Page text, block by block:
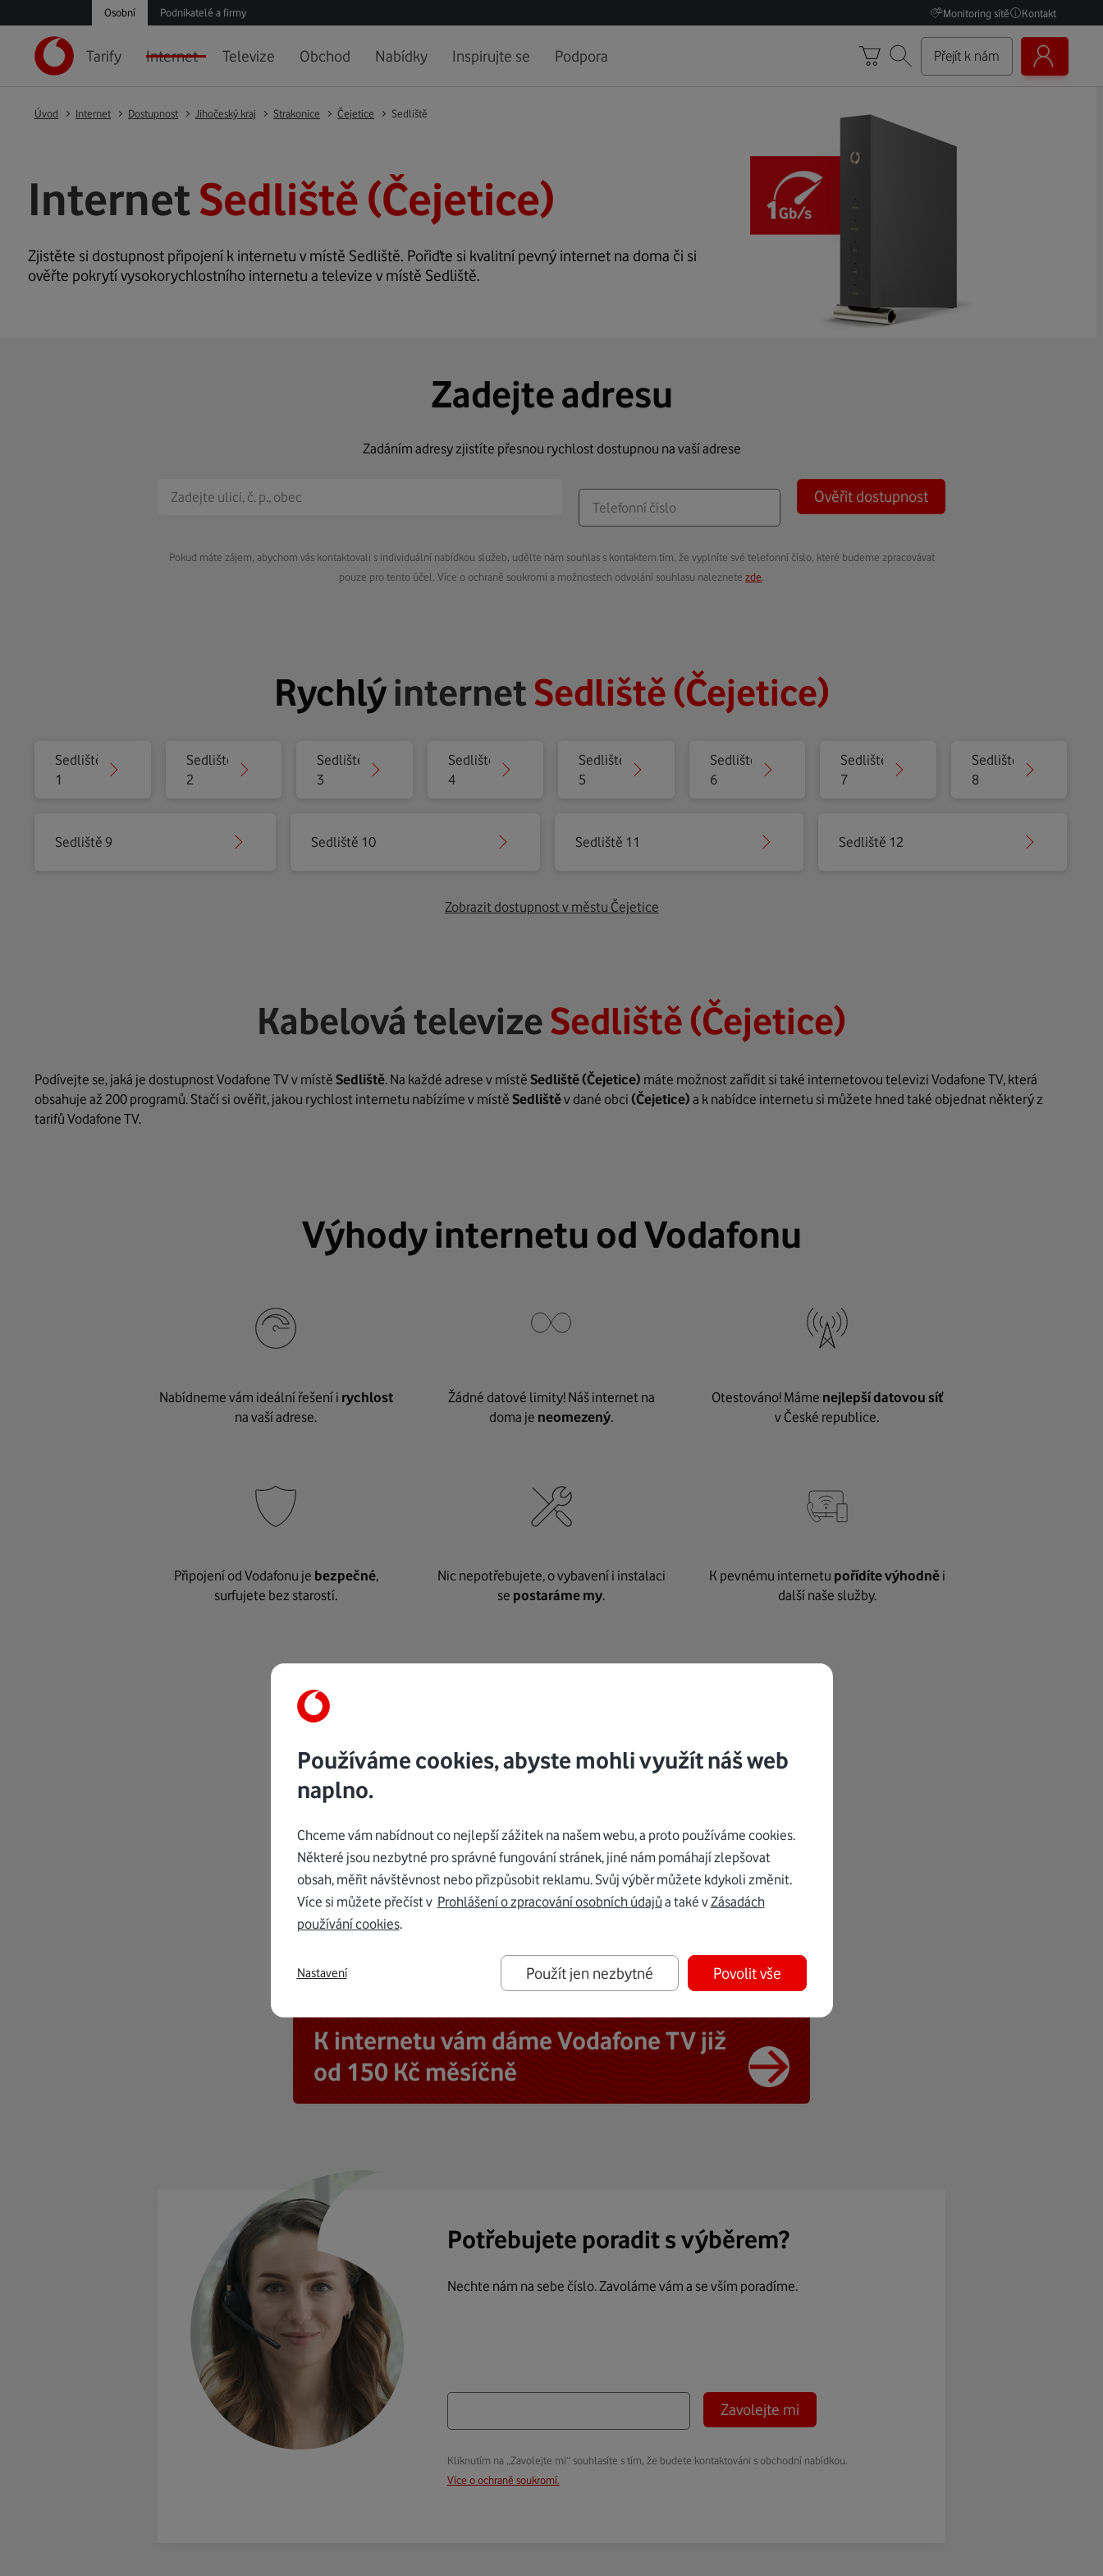
Osobní Podnikatelé a firmy Monitoring sítě Kontakt
Tarify Internet Televize Obchod Nabídky Inspirujte se Podpora Přejít k nám
Úvod Internet Dostupnost Jihočeský kraj Strakonice Čejetice Sedliště
InternetSedliště (Čejetice)
Zjistěte si dostupnost připojení k internetu v místě Sedliště. Pořiďte si kvalitní pevný internet na doma či si
ověřte pokrytí vysokorychlostního internetu a televize v místě Sedliště.
Zadejte adresu
Zadáním adresy zjistíte přesnou rychlost dostupnou na vaší adrese
Ověřit dostupnost
Pokud máte zájem, abychom vás kontaktovali s individuální nabídkou služeb, udělte nám souhlas s kontaktem tím, že vyplníte své telefonní číslo, které budeme zpracovávat
pouze pro tento účel. Více o ochraně soukromí a možnostech odvolání souhlasu naleznete zde
RychlýinternetSedliště (Čejetice)
Sedliště
1
Sedliště
2
Sedliště
3
Sedliště
4
Sedliště
5
Sedliště
6
Sedliště
7
Sedliště
8
Sedliště 9 Sedliště 10 Sedliště 11 Sedliště 12
Zobrazit dostupnost v městu Čejetice
Kabelová televizeSedliště (Čejetice)
Podívejte se, jaká je dostupnost Vodafone TV v místě Sedliště. Na každé adrese v místě Sedliště(Čejetice) máte možnost zařídit si také internetovou televizi Vodafone TV, která
obsahuje až 200 programů. Stačí si ověřit, jakou rychlost internetu nabízíme v místě Sedlištěv dané obci (Čejetice) a k nabídce internetu si můžete hned také objednat některý z
tarifů Vodafone TV.
Výhody internetu od Vodafonu
Nabídneme vám ideální řešení i rychlost
na vaší adrese.
Žádné datové limity! Náš internet na
doma je neomezený.
Otestováno! Máme nejlepší datovou síť
v České republice.
Připojení od Vodafonu je bezpečné,
surfujete bez starostí.
Nic nepotřebujete, o vybavení i instalaci
se postaráme my.
K pevnému internetu pořídíte výhodněi
další naše služby.
K internetu vám dáme Vodafone TV již
od 150 Kč měsíčně
Potřebujete poradit s výběrem?
Nechte nám na sebe číslo. Zavoláme vám a se vším poradíme.
Zavolejte mi
Kliknutím na „Zavolejte mi“ souhlasíte s tím, že budete kontaktováni s obchodní nabídkou.
Více o ochraně soukromí.
Používáme cookies, abyste mohli využít náš web
naplno.
Chceme vám nabídnout co nejlepší zážitek na našem webu, a proto používáme cookies.
Některé jsou nezbytné pro správné fungování stránek, jiné nám pomáhají zlepšovat
obsah, měřit návštěvnost nebo přizpůsobit reklamu. Svůj výběr můžete kdykoli změnit.
Více si můžete přečíst v Prohlášení o zpracování osobních údajů a také vZásadách
používání cookies.
Použít jen nezbytné Povolit vše
Nastavení